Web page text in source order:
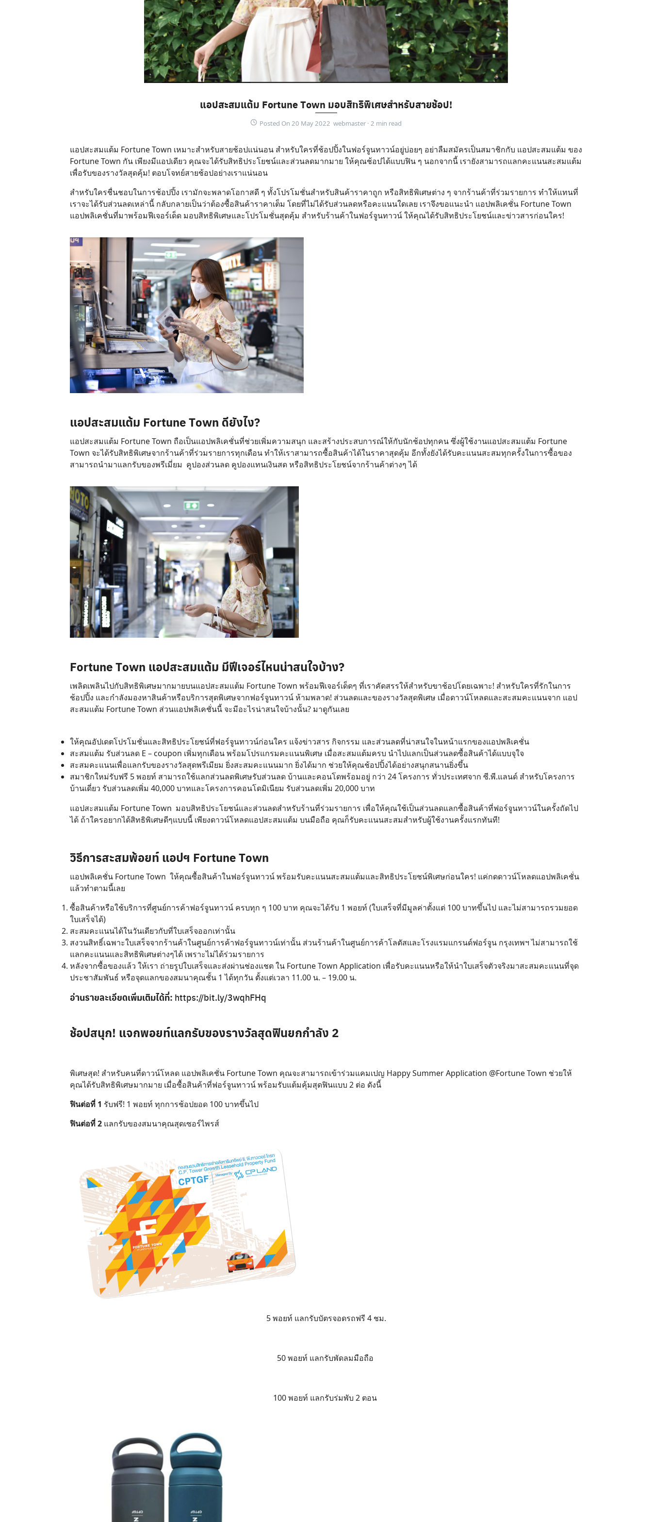
Search
for:
แอปสะสมแต้ม Fortune Town มอบสิทธิพิเศษสำหรับสายช้อป!
Posted On 20 May 2022 webmaster ·
แอปสะสมแต้ม Fortune Town เหมาะสำหรับสายช้อปแน่นอน สำหรับใครที่ช้อปปิ้งในฟอร์จูนทาวน์อยู่บ่อยๆ อย่าลืมสมัครเป็นสมาชิกกับ แอปสะสมแต้ม ของ
Fortune Town กัน เพียงมีแอปเดียว คุณจะได้รับสิทธิประโยชน์และส่วนลดมากมาย ให้คุณช้อปได้แบบฟิน ๆ นอกจากนี้ เรายังสามารถแลกคะแนนสะสมแต้ม
เพื่อรับของรางวัลสุดคุ้ม! ตอบโจทย์สายช้อปอย่างเราแน่นอน
สำหรับใครชื่นชอบในการช้อปปิ้ง เรามักจะพลาดโอกาสดี ๆ ทั้งโปรโมชั่นสำหรับสินค้าราคาถูก หรือสิทธิพิเศษต่าง ๆ จากร้านค้าที่ร่วมรายการ ทำให้แทนที่
เราจะได้รับส่วนลดเหล่านี้ กลับกลายเป็นว่าต้องซื้อสินค้าราคาเต็ม โดยที่ไม่ได้รับส่วนลดหรือคะแนนใดเลย เราจึงขอแนะนำ แอปพลิเคชั่น Fortune Town
แอปพลิเคชั่นที่มาพร้อมฟีเจอร์เด็ด มอบสิทธิพิเศษและโปรโมชั่นสุดคุ้ม สำหรับร้านค้าในฟอร์จูนทาวน์ ให้คุณได้รับสิทธิประโยชน์และข่าวสารก่อนใคร!
แอปสะสมแต้ม Fortune Town ดียังไง?
แอปสะสมแต้ม Fortune Town ถือเป็นแอปพลิเคชั่นที่ช่วยเพิ่มความสนุก และสร้างประสบการณ์ให้กับนักช้อปทุกคน ซึ่งผู้ใช้งานแอปสะสมแต้ม Fortune
Town จะได้รับสิทธิพิเศษจากร้านค้าที่ร่วมรายการทุกเดือน ทำให้เราสามารถซื้อสินค้าได้ในราคาสุดคุ้ม อีกทั้งยังได้รับคะแนนสะสมทุกครั้งในการซื้อของ
สามารถนำมาแลกรับของพรีเมี่ยม คูปองส่วนลด คูปองแทนเงินสด หรือสิทธิประโยชน์จากร้านค้าต่างๆ ได้
Fortune Town แอปสะสมแต้ม มีฟีเจอร์ไหนน่าสนใจบ้าง?
เพลิดเพลินไปกับสิทธิพิเศษมากมายบนแอปสะสมแต้ม Fortune Town พร้อมฟีเจอร์เด็ดๆ ที่เราคัดสรรให้สำหรับขาช้อปโดยเฉพาะ! สำหรับใครที่รักในการ
ช้อปปิ้ง และกำลังมองหาสินค้าหรือบริการสุดพิเศษจากฟอร์จูนทาวน์ ห้ามพลาด! ส่วนลดและของรางวัลสุดพิเศษ เมื่อดาวน์โหลดและสะสมคะแนนจาก แอป
สะสมแต้ม Fortune Town ส่วนแอปพลิเคชั่นนี้ จะมีอะไรน่าสนใจบ้างนั้น? มาดูกันเลย
ให้คุณอัปเดตโปรโมชั่นและสิทธิประโยชน์ที่ฟอร์จูนทาวน์ก่อนใคร แจ้งข่าวสาร กิจกรรม และส่วนลดที่น่าสนใจในหน้าแรกของแอปพลิเคชั่น
สะสมแต้ม รับส่วนลด E – coupon เพิ่มทุกเดือน พร้อมโปรแกรมคะแนนพิเศษ เมื่อสะสมแต้มครบ นำไปแลกเป็นส่วนลดซื้อสินค้าได้แบบจุใจ
สะสมคะแนนเพื่อแลกรับของรางวัลสุดพรีเมียม ยิ่งสะสมคะแนนมาก ยิ่งได้มาก ช่วยให้คุณช้อปปิ้งได้อย่างสนุกสนานยิ่งขึ้น
สมาชิกใหม่รับฟรี 5 พอยท์ สามารถใช้แลกส่วนลดพิเศษรับส่วนลด บ้านและคอนโดพร้อมอยู่ กว่า 24 โครงการ ทั่วประเทศจาก ซี.พี.แลนด์ สำหรับโครงการ
บ้านเดี่ยว รับส่วนลดเพิ่ม 40,000 บาทและโครงการคอนโดมิเนียม รับส่วนลดเพิ่ม 20,000 บาท
แอปสะสมแต้ม Fortune Town มอบสิทธิประโยชน์และส่วนลดสำหรับร้านที่ร่วมรายการ เพื่อให้คุณใช้เป็นส่วนลดแลกซื้อสินค้าที่ฟอร์จูนทาวน์ในครั้งถัดไป
ได้ ถ้าใครอยากได้สิทธิพิเศษดีๆแบบนี้ เพียงดาวน์โหลดแอปสะสมแต้ม บนมือถือ คุณก็รับคะแนนสะสมสำหรับผู้ใช้งานครั้งแรกทันที!
วิธีการสะสมพ้อยท์ แอปฯ Fortune Town
แอปพลิเคชั่น Fortune Town ให้คุณซื้อสินค้าในฟอร์จูนทาวน์ พร้อมรับคะแนนสะสมแต้มและสิทธิประโยชน์พิเศษก่อนใคร! แค่กดดาวน์โหลดแอปพลิเคชั่น
แล้วทำตามนี้เลย
ซื้อสินค้าหรือใช้บริการที่ศูนย์การค้าฟอร์จูนทาวน์ ครบทุก ๆ 100 บาท คุณจะได้รับ 1 พอยท์ (ใบเสร็จที่มีมูลค่าตั้งแต่ 100 บาทขึ้นไป และไม่สามารถรวมยอด
ใบเสร็จได้)
สะสมคะแนนได้ในวันเดียวกับที่ใบเสร็จออกเท่านั้น
สงวนสิทธิ์เฉพาะใบเสร็จจากร้านค้าในศูนย์การค้าฟอร์จูนทาวน์เท่านั้น ส่วนร้านค้าในศูนย์การค้าโลตัสและโรงแรมแกรนด์ฟอร์จูน กรุงเทพฯ ไม่สามารถใช้
แลกคะแนนและสิทธิพิเศษต่างๆได้ เพราะไม่ได้ร่วมรายการ
หลังจากซื้อของแล้ว ให้เรา ถ่ายรูปใบเสร็จและส่งผ่านช่องแชต ใน Fortune Town Application เพื่อรับคะแนนหรือให้นำใบเสร็จตัวจริงมาสะสมคะแนนที่จุด
ประชาสัมพันธ์ หรือจุดแลกของสมนาคุณชั้น 1 ได้ทุกวัน ตั้งแต่เวลา 11.00 น. – 19.00 น.
อ่านรายละเอียดเพิ่มเติมได้ที่: https://bit.ly/3wqhFHq
ช้อปสนุก! แจกพอยท์แลกรับของรางวัลสุดฟินยกกำลัง 2
พิเศษสุด! สำหรับคนที่ดาวน์โหลด แอปพลิเคชั่น Fortune Town คุณจะสามารถเข้าร่วมแคมเปญ Happy Summer Application @Fortune Town ช่วยให้
คุณได้รับสิทธิพิเศษมากมาย เมื่อซื้อสินค้าที่ฟอร์จูนทาวน์ พร้อมรับแต้มคุ้มสุดฟินแบบ 2 ต่อ ดังนี้
ฟินต่อที่ 1 รับฟรี! 1 พอยท์ ทุกการช้อปยอด 100 บาทขึ้นไป
ฟินต่อที่ 2 แลกรับของสมนาคุณสุดเซอร์ไพรส์
5 พอยท์ แลกรับบัตรจอดรถฟรี 4 ชม.
50 พอยท์ แลกรับพัดลมมือถือ
100 พอยท์ แลกรับร่มพับ 2 ตอน